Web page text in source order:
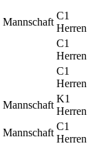
Mannschaft
C1
Herren
C1
Herren
C1
Herren
Mannschaft
K1
Herren
Mannschaft
C1
Herren